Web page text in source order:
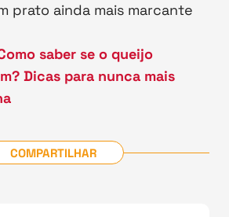
prato ainda mais marcante
saber se o queijo
Dicas para nunca mais
COMPARTILHAR